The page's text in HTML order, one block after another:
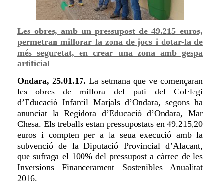
Les obres, amb un pressupost de 49.215 euros,
permetran millorar la zona de jocs i dotar-la de
més seguretat, en crear una zona amb gespa
artificial
Ondara, 25.01.17. La setmana que ve començaran
les obres de millora del pati del Col·legi
d’Educació Infantil Marjalsd’Ondara, segons ha
anunciat la Regidora d’Educació d’Ondara, Mar
Chesa. Els treballs estan pressupostats en 49.215,20
euros i compten per a la seua execució amb la
subvenció de la Diputació Provincial d’Alacant,
que sufraga el 100% del pressupost a càrrec de les
Inversions Financerament Sostenibles Anualitat
2016.